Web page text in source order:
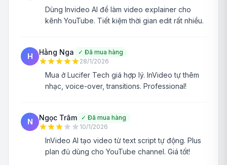
Dùng Invideo AI để làm video explainer cho
kênh YouTube. Tiết kiệm thời gian edit rất nhiều.
H Hằng Nga ✓ Đã mua hàng
28/1/2026
Mua ở Lucifer Tech giá hợp lý. InVideo tự thêm
nhạc, voice-over, transitions. Professional!
N Ngọc Trâm ✓ Đã mua hàng
10/1/2026
InVideo AI tạo video từ text script tự động. Plus
plan đủ dùng cho YouTube channel. Giá tốt!